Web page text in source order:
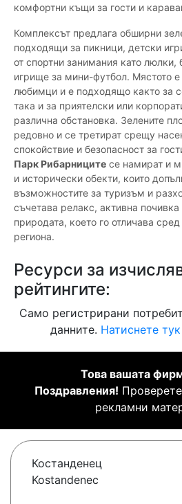
комфортни къщи за гости и
Комплексът предлага обширни
подходящи за пикници, детски
от спортни занимания като люлки,
игрище за мини-футбол. Мястото
любимци и е подходящо както за
така и за приятелски или
различна обстановка. Зелените
редовно и се третират срещу
спокойствие и безопасност за
Парк Рибарниците се намират и
и исторически обекти, които
възможностите за туризъм и
съчетава релакс, активна почивка
природата, което го отличава
региона.
Ресурси за
рейтингите:
Само регистрирани
данните. Натиснете
Това вашата
Поздравления!
рекламни
Костанденец
Kostandenec